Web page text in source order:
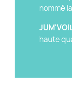
nommé
haute